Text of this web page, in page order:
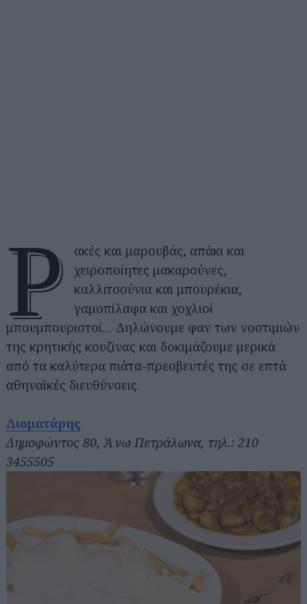
Ρ
ακές και μαρουβάς, απάκι και
χειροποίητες μακαρούνες,
καλλιτσούνια και μπουρέκια,
γαμοπίλαφα και χοχλιοί
μπουμπουριστοί… Δηλώνουμε φαν των νοστιμιών
της κρητικής κουζίνας και δοκιμάζουμε μερικά
από τα καλύτερα πιάτα-πρεσβευτές της σε επτά
αθηναϊκές διευθύνσεις.
Διοματάρης
Δημοφώντος 80, Άνω Πετράλωνα, τηλ.: 210
3455505